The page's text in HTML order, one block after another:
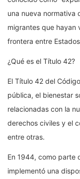
una nueva normativa
migrantes que hayan
frontera entre
¿Qué es el Título 42?
El Título 42 del
pública, el bienestar
relacionadas con la
derechos civiles y el
entre otras.
En 1944, como parte
implementó una